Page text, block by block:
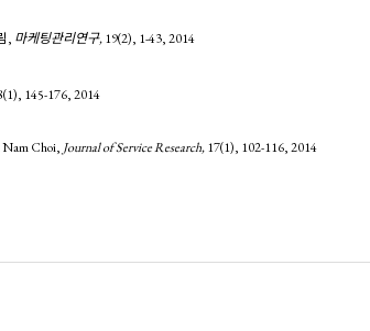
, 마케팅관리연구,19(2), 1-43,2014
145-176,2014
Nam Choi, Journal of Service Research,17(1), 102-116,2014